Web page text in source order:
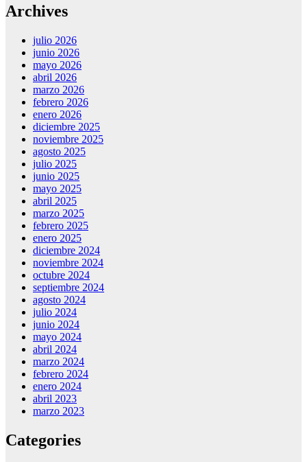
Archives
julio 2026
junio 2026
mayo 2026
abril 2026
marzo 2026
febrero 2026
enero 2026
diciembre 2025
noviembre 2025
agosto 2025
julio 2025
junio 2025
mayo 2025
abril 2025
marzo 2025
febrero 2025
enero 2025
diciembre 2024
noviembre 2024
octubre 2024
septiembre 2024
agosto 2024
julio 2024
junio 2024
mayo 2024
abril 2024
marzo 2024
febrero 2024
enero 2024
abril 2023
marzo 2023
Categories